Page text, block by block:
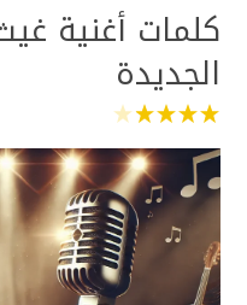
كلمات أغنية
الجديدة